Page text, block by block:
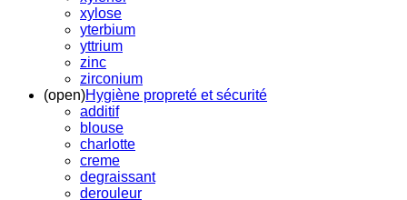
xylose
yterbium
yttrium
zinc
zirconium
(open)Hygiène propreté et sécurité
additif
blouse
charlotte
creme
degraissant
derouleur